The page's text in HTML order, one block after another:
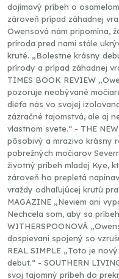
dojímavý príbeh o
zároveň prípad záhadnej
Owensová nám pripomína,
príroda pred nami stále
kruté. „Bolestne krásny
prírody a prípad záhadnej
TIMES BOOK REVIEW
pozoruje neobývané
dieťa nás vo svojej
zázračné tajomstvá, ale aj
vlastnom svete.“ - THE
pôsobivý a mrazivo krásny
pobrežných močiarov
životný príbeh mladej Kye,
zároveň ho prepletá
vraždy odhaľujúcej krutú
MAGAZINE „Neviem ani
Nechcela som, aby sa
WITHERSPOONOVÁ
dospievaní spojený so
REAL SIMPLE „Toto je
debut.“ - SOUTHERN
svoj tajomný príbeh do